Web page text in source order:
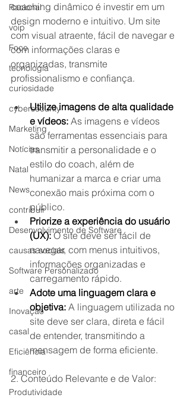
Racional
voip
Foco
tecnologia
curiosidade
cybersecurity
Marketing
Notícias
Natal
News
contribuir
Desenvolvimento de Software
causas sociais
Software Personalizado
arte
Inovação
casal
Eficiência
financeiro
Produtividade
coaching dinâmico é investir em um
design moderno e intuitivo. Um site
com visual atraente, fácil de navegar e
com informações claras e
organizadas, transmite
profissionalismo e confiança.
Utilize imagens de alta qualidade
e vídeos: As imagens e vídeos
são ferramentas essenciais para
transmitir a personalidade e o
estilo do coach, além de
humanizar a marca e criar uma
conexão mais próxima com o
público.
Priorize a experiência do usuário
(UX): O site deve ser fácil de
navegar, com menus intuitivos,
informações organizadas e
carregamento rápido.
Adote uma linguagem clara e
objetiva: A linguagem utilizada no
site deve ser clara, direta e fácil
de entender, transmitindo a
mensagem de forma eficiente.
2. Conteúdo Relevante e de Valor: